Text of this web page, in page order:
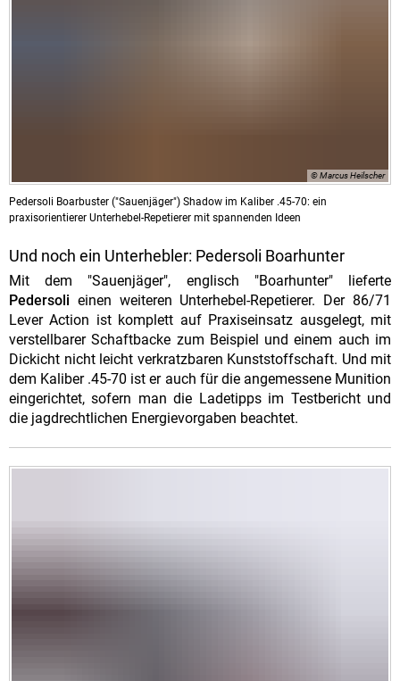
© Marcus Heilscher
Pedersoli Boarbuster ("Sauenjäger") Shadow im Kaliber .45-70: ein
praxisorientierer Unterhebel-Repetierer mit spannenden Ideen
Und noch ein Unterhebler: Pedersoli Boarhunter
Mit dem "Sauenjäger", englisch "Boarhunter" lieferte
Pedersoli einen weiteren Unterhebel-Repetierer. Der 86/71
Lever Action ist komplett auf Praxiseinsatz ausgelegt, mit
verstellbarer Schaftbacke zum Beispiel und einem auch im
Dickicht nicht leicht verkratzbaren Kunststoffschaft. Und mit
dem Kaliber .45-70 ist er auch für die angemessene Munition
eingerichtet, sofern man die Ladetipps im Testbericht und
die jagdrechtlichen Energievorgaben beachtet.